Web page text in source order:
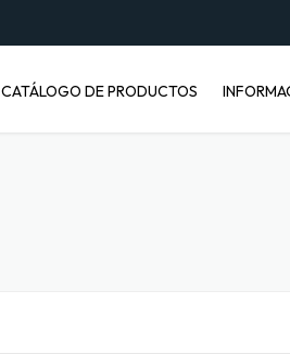
CATÁLOGO DE PRODUCTOS